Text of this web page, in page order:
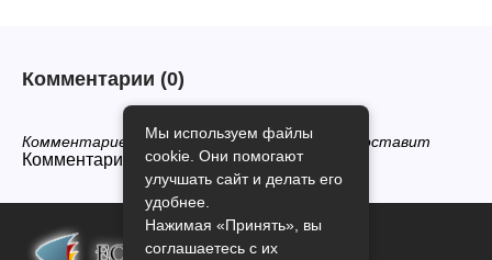
Комментарии (0)
Комментариев нет, будьте первым кто его оставит
Комментарии закрыты.
Мы используем файлы
cookie. Они помогают
улучшать сайт и делать его
удобнее.
Нажимая «Принять», вы
соглашаетесь с их